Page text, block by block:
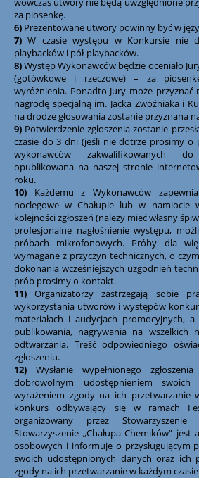
za piosenkę.
6) Prezentowane utwory powinny być w
7) W czasie występu w Konkursie nie
playbacków i pół-playbacków.
8)Występ Wykonawców będzie oceniało
(gotówkowe i rzeczowe) – za
wyróżnienia. Ponadto Jury może przyznać
nagrodę specjalną im. Jacka Zwoźniaka i
na drodze głosowania zostanie przyznana
9) Potwierdzenie zgłoszenia zostanie
czasie do 3 dni (jeśli nie dotrze prosimy
wykonawców zakwalifikowanych
opublikowana na naszej stronie
roku.
10) Każdemu z Wykonawców
noclegowe w Chałupie lub w namiocie
kolejności zgłoszeń (należy mieć własny
profesjonalne nagłośnienie występu,
próbach mikrofonowych. Próby dla
wymagane z przyczyn technicznych, o
dokonania wcześniejszych uzgodnień
prób prosimy o kontakt.
11) Organizatorzy zastrzegają sobie
wykorzystania utworów i występów
materiałach i audycjach promocyjnych,
publikowania, nagrywania na wszelkich
odtwarzania. Treść odpowiedniego
zgłoszeniu.
12) Wysłanie wypełnionego
dobrowolnym udostępnieniem
wyrażeniem zgody na ich przetwarzanie
konkurs odbywający się w ramach
organizowany przez Stowarzyszenie
Stowarzyszenie „Chałupa Chemików”
osobowych i informuje o przysługującym
swoich udostępnionych danych oraz ich
zgody na ich przetwarzanie w każdym